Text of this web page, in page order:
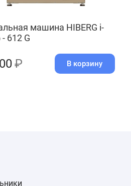
машина HIBERG i-
- 612 G
₽ В корзину